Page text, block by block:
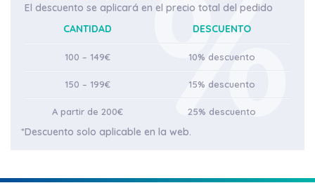
El descuento se aplicará en el precio total del pedido
CANTIDAD
DESCUENTO
100 – 149€ 10% descuento
150 – 199€ 15% descuento
A partir de 200€ 25% descuento
*Descuento solo aplicable en la web.